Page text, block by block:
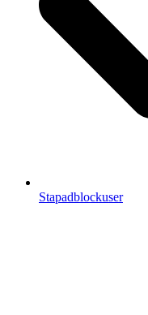
Stapadblockuser